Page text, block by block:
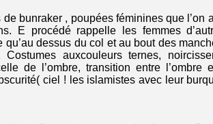
de bunraker , poupées féminines que l’on
E procédé rappelle les femmes
qu’au dessus du col et au bout des
Costumes auxcouleurs ternes,
de l’ombre, transition entre l’ombre
ciel ! les islamistes avec leur